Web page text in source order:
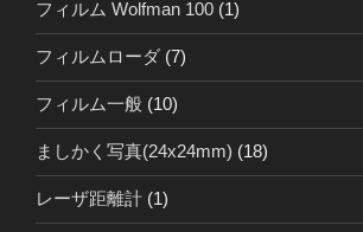
フィルム Wolfman 100 (1)
フィルムローダ (7)
フィルム一般 (10)
ましかく写真(24x24mm) (18)
レーザ距離計 (1)